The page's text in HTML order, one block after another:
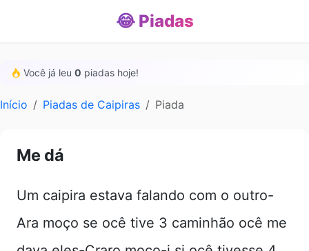
😂 Piadas
Você já leu 0 piadas hoje!
Início Piadas de Caipiras Piada
Me dá
Um caipira estava falando com o outro-
Ara moço se ocê tive 3 caminhão ocê me